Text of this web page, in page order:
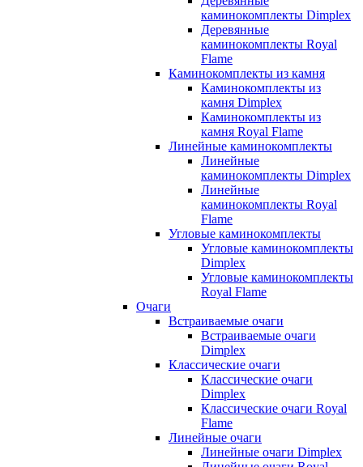
каминокомплекты Dimplex
Деревянные
каминокомплекты Royal
Flame
Каминокомплекты из камня
Каминокомплекты из
камня Dimplex
Каминокомплекты из
камня Royal Flame
Линейные каминокомплекты
Линейные
каминокомплекты Dimplex
Линейные
каминокомплекты Royal
Flame
Угловые каминокомплекты
Угловые каминокомплекты
Dimplex
Угловые каминокомплекты
Royal Flame
Очаги
Встраиваемые очаги
Встраиваемые очаги
Dimplex
Классические очаги
Классические очаги
Dimplex
Классические очаги Royal
Flame
Линейные очаги
Линейные очаги Dimplex